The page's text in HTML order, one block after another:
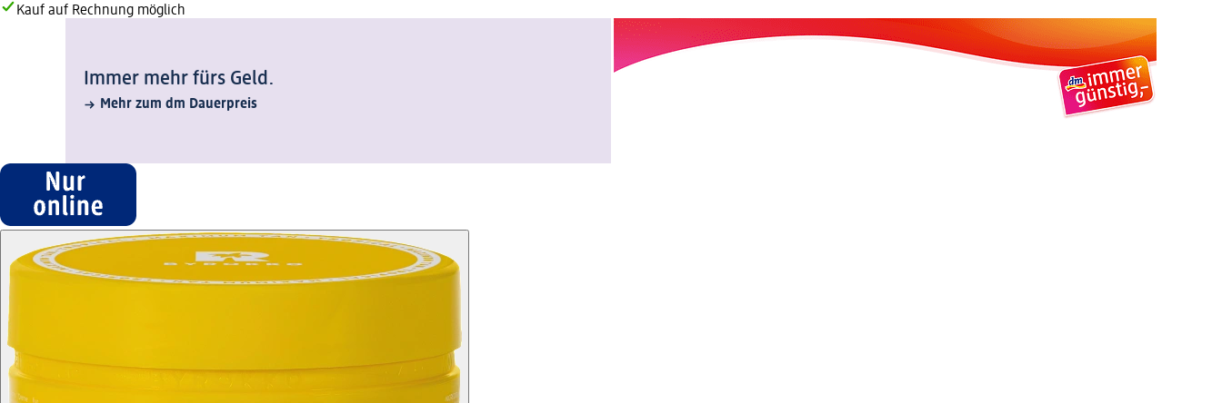
Kauf auf Rechnung möglich
Immer mehr fürs Geld.
Mehr zum dm Dauerpreis